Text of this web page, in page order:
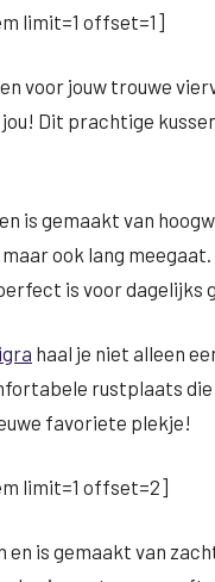
limit=1 offset=1]
voor jouw trouwe
Dit prachtige
is gemaakt van
ook lang
is voor dagelijks
haal je niet alleen
rustplaats
favoriete plekje!
limit=1 offset=2]
is gemaakt van